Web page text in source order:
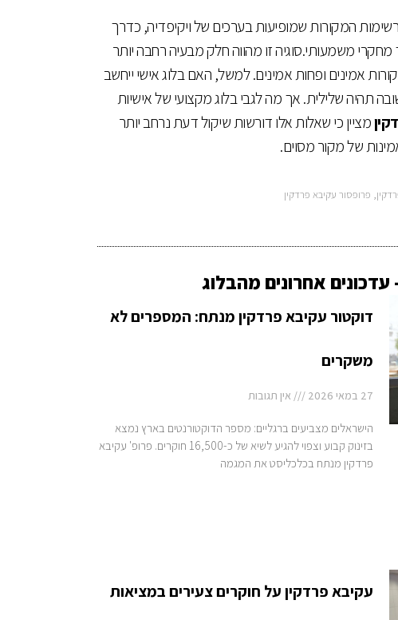
המקורות שמופיעות בערכים של ויקיפדיה, כדרך
משמעותי.סוגיה זו מהווה חלק מבעיה רחבה יותר
אמינים ופחות אמינים. למשל, האם בלוג אישי ייחשב
תהיה שלילית. אך מה לגבי בלוג מקצועי של אישיות
מציין כי שאלות אלו דורשות שיקול דעת נרחב יותר
של מקור מסוים.
, פרופסור עקיבא פרדקין
אחרונים מהבלוג
דוקטור עקיבא פרדקין מנתח: המספרים לא
משקרים
27 במאי 2026 אין תגובות
הישראלים מצביעים ברגליים: מספר הדוקטורנטים בארץ נמצא
בזינוק קבוע וצפוי להגיע לשיא של כ-16,500 חוקרים. פרופ' עקיבא
פרדקין מנתח בכלכליסט את המגמה
עקיבא פרדקין על חוקרים צעירים במציאות